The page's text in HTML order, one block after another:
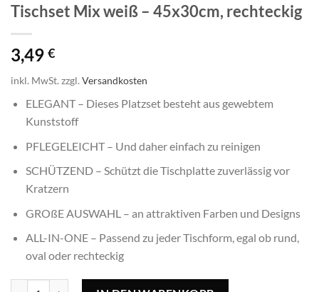
Tischset Mix weiß – 45x30cm, rechteckig
3,49 €
inkl. MwSt. zzgl. Versandkosten
ELEGANT – Dieses Platzset besteht aus gewebtem
Kunststoff
PFLEGELEICHT – Und daher einfach zu reinigen
SCHÜTZEND – Schützt die Tischplatte zuverlässig vor
Kratzern
GROßE AUSWAHL – an attraktiven Farben und Designs
ALL-IN-ONE – Passend zu jeder Tischform, egal ob rund,
oval oder rechteckig